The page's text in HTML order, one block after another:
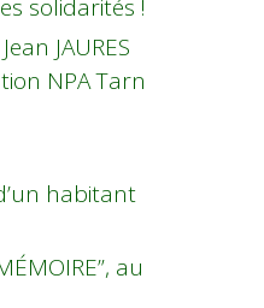
solidarités !
JAURES
NPA Tarn
habitant
au